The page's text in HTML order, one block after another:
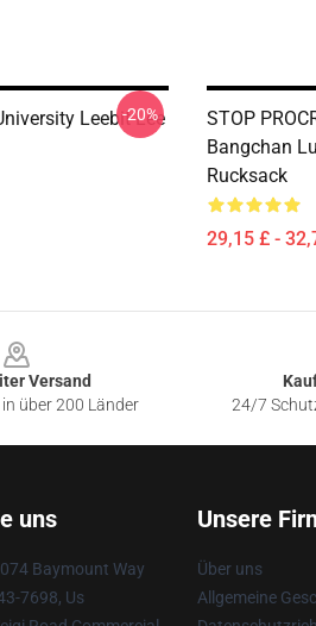
Leebit Lee
-20%
STOP
Bangchan
Rucksack
29,15 £ -
Versand
über 200 Länder
24/7
uns
Baymount Way
7698, Us
Unsere
Über uns
Allgemeine